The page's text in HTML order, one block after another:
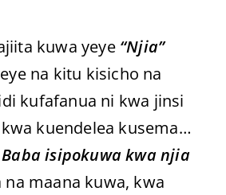
kuwa yeye “Njia”
na kitu kisicho na
kufafanua ni kwa jinsi
kuendelea kusema…
isipokuwa kwa njia
maana kuwa, kwa